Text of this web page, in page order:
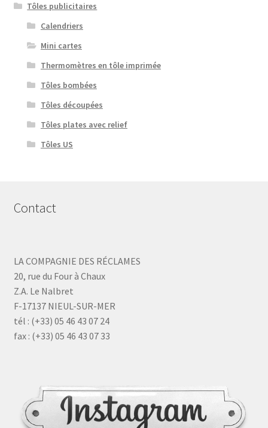
Tôles publicitaires
Calendriers
Mini cartes
Thermomètres en tôle imprimée
Tôles bombées
Tôles découpées
Tôles plates avec relief
Tôles US
Contact
LA COMPAGNIE DES RÉCLAMES
20, rue du Four à Chaux
Z.A. Le Nalbret
F-17137 NIEUL-SUR-MER
tél : (+33) 05 46 43 07 24
fax : (+33) 05 46 43 07 33